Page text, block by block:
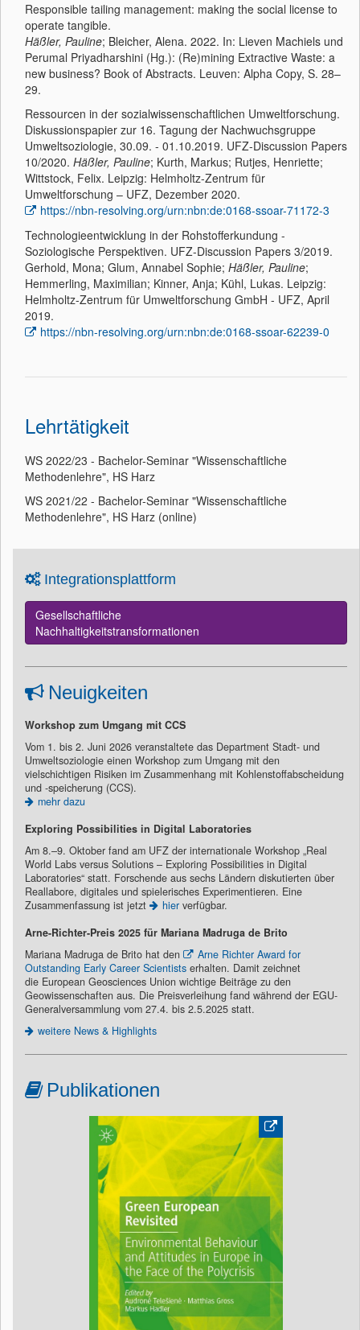
Responsible tailing management: making the social license to
operate tangible.
Häßler, Pauline; Bleicher, Alena. 2022. In: Lieven Machiels und
Perumal Priyadharshini (Hg.): (Re)mining Extractive Waste: a
new business? Book of Abstracts. Leuven: Alpha Copy, S. 28–
29.
Ressourcen in der sozialwissenschaftlichen Umweltforschung.
Diskussionspapier zur 16. Tagung der Nachwuchsgruppe
Umweltsoziologie, 30.09. - 01.10.2019. UFZ-Discussion Papers
10/2020. Häßler, Pauline; Kurth, Markus; Rutjes, Henriette;
Wittstock, Felix. Leipzig: Helmholtz-Zentrum für
Umweltforschung – UFZ, Dezember 2020.
https://nbn-resolving.org/urn:nbn:de:0168-ssoar-71172-3
Technologieentwicklung in der Rohstofferkundung -
Soziologische Perspektiven. UFZ-Discussion Papers 3/2019.
Gerhold, Mona; Glum, Annabel Sophie; Häßler, Pauline;
Hemmerling, Maximilian; Kinner, Anja; Kühl, Lukas. Leipzig:
Helmholtz-Zentrum für Umweltforschung GmbH - UFZ, April
2019.
https://nbn-resolving.org/urn:nbn:de:0168-ssoar-62239-0
Lehrtätigkeit
WS 2022/23 - Bachelor-Seminar "Wissenschaftliche
Methodenlehre", HS Harz
WS 2021/22 - Bachelor-Seminar "Wissenschaftliche
Methodenlehre", HS Harz (online)
Integrationsplattform
Gesellschaftliche
Nachhaltigkeitstransformationen
Neuigkeiten
Workshop zum Umgang mit CCS
Vom 1. bis 2. Juni 2026 veranstaltete das Department Stadt- und
Umweltsoziologie einen Workshop zum Umgang mit den
vielschichtigen Risiken im Zusammenhang mit Kohlenstoffabscheidung
und -speicherung (CCS).
mehr dazu
Exploring Possibilities in Digital Laboratories
Am 8.–9. Oktober fand am UFZ der internationale Workshop „Real
World Labs versus Solutions – Exploring Possibilities in Digital
Laboratories“ statt. Forschende aus sechs Ländern diskutierten über
Reallabore, digitales und spielerisches Experimentieren. Eine
Zusammenfassung ist jetzt
hier verfügbar.
Arne-Richter-Preis 2025 für Mariana Madruga de Brito
Mariana Madruga de Brito hat den
Arne Richter Award for
Outstanding Early Career Scientists erhalten. Damit zeichnet
die European Geosciences Union wichtige Beiträge zu den
Geowissenschaften aus. Die Preisverleihung fand während der EGU-
Generalversammlung vom 27.4. bis 2.5.2025 statt.
weitere News & Highlights
Publikationen